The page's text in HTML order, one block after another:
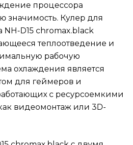
процессора
значимость. Кулер для
D15 chromax.black
теплоотведение и
рабочую
охлаждения является
для геймеров и
с ресурсоемкими
видеомонтаж или 3D-